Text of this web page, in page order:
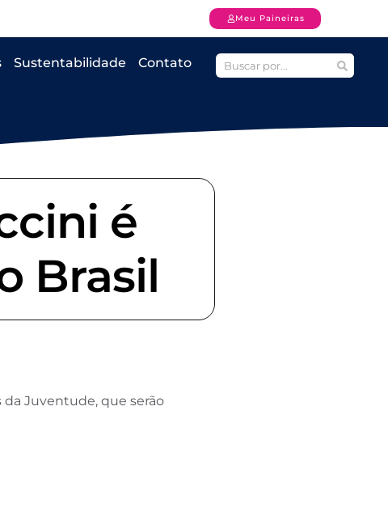
Meu Paineiras
Sustentabilidade Contato
é
Brasil
da Juventude, que serão